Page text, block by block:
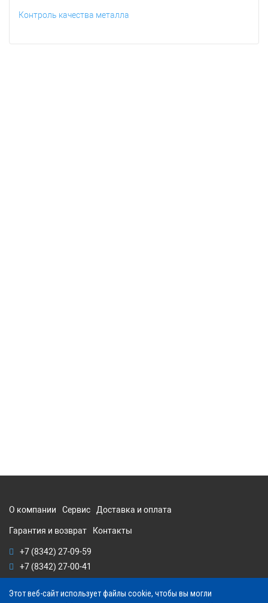
Контроль качества металла
О компании Сервис Доставка и оплата
Гарантия и возврат Контакты
+7 (8342) 27-09-59
+7 (8342) 27-00-41
Этот веб-сайт использует файлы cookie, чтобы вы могли